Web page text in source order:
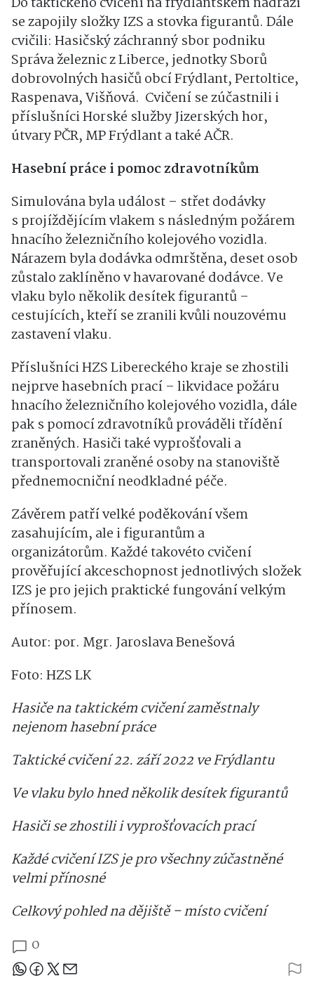
se zapojily složky IZS a stovka figurantů. Dále
cvičili: Hasičský záchranný sbor podniku
Správa železnic z Liberce, jednotky Sborů
dobrovolných hasičů obcí Frýdlant, Pertoltice,
Raspenava, Višňová. Cvičení se zúčastnili i
příslušníci Horské služby Jizerských hor,
útvary PČR, MP Frýdlant a také AČR.
Hasební práce i pomoc zdravotníkům
Simulována byla událost – střet dodávky
s projíždějícím vlakem s následným požárem
hnacího železničního kolejového vozidla.
Nárazem byla dodávka odmrštěna, deset osob
zůstalo zaklíněno v havarované dodávce. Ve
vlaku bylo několik desítek figurantů –
cestujících, kteří se zranili kvůli nouzovému
zastavení vlaku.
Příslušníci HZS Libereckého kraje se zhostili
nejprve hasebních prací – likvidace požáru
hnacího železničního kolejového vozidla, dále
pak s pomocí zdravotníků prováděli třídění
zraněných. Hasiči také vyprošťovali a
transportovali zraněné osoby na stanoviště
přednemocniční neodkladné péče.
Závěrem patří velké poděkování všem
zasahujícím, ale i figurantům a
organizátorům. Každé takovéto cvičení
prověřující akceschopnost jednotlivých složek
IZS je pro jejich praktické fungování velkým
přínosem.
Autor: por. Mgr. Jaroslava Benešová
Foto: HZS LK
Hasiče na taktickém cvičení zaměstnaly
nejenom hasební práce
Taktické cvičení 22. září 2022 ve Frýdlantu
Ve vlaku bylo hned několik desítek figurantů
Hasiči se zhostili i vyprošťovacích prací
Každé cvičení IZS je pro všechny zúčastněné
velmi přínosné
Celkový pohled na dějiště – místo cvičení
0
Sdílejte článek